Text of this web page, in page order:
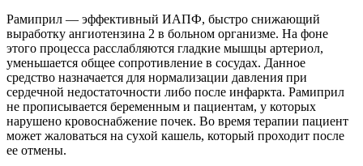
Рамиприл — эффективный ИАПФ, быстро снижающий
выработку ангиотензина 2 в больном организме. На фоне
этого процесса расслабляются гладкие мышцы артериол,
уменьшается общее сопротивление в сосудах. Данное
средство назначается для нормализации давления при
сердечной недостаточности либо после инфаркта. Рамиприл
не прописывается беременным и пациентам, у которых
нарушено кровоснабжение почек. Во время терапии пациент
может жаловаться на сухой кашель, который проходит после
ее отмены.